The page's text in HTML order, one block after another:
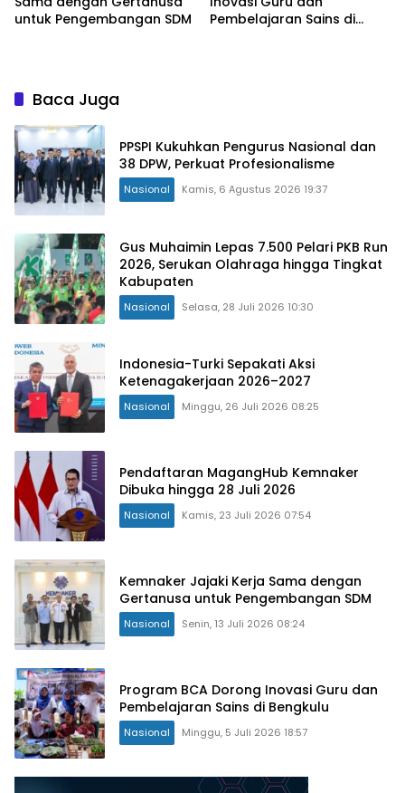
untuk Pengembangan SDM
Pembelajaran Sains di
Baca Juga
PPSPI Kukuhkan Pengurus Nasional dan
38 DPW, Perkuat Profesionalisme
Nasional Kamis, 6 Agustus 2026 19:37
Gus Muhaimin Lepas 7.500 Pelari PKB Run
2026, Serukan Olahraga hingga Tingkat
Kabupaten
Nasional Selasa, 28 Juli 2026 10:30
Indonesia-Turki Sepakati Aksi
Ketenagakerjaan 2026–2027
Nasional Minggu, 26 Juli 2026 08:25
Pendaftaran MagangHub Kemnaker
Dibuka hingga 28 Juli 2026
Nasional Kamis, 23 Juli 2026 07:54
Kemnaker Jajaki Kerja Sama dengan
Gertanusa untuk Pengembangan SDM
Nasional Senin, 13 Juli 2026 08:24
Program BCA Dorong Inovasi Guru dan
Pembelajaran Sains di Bengkulu
Nasional Minggu, 5 Juli 2026 18:57